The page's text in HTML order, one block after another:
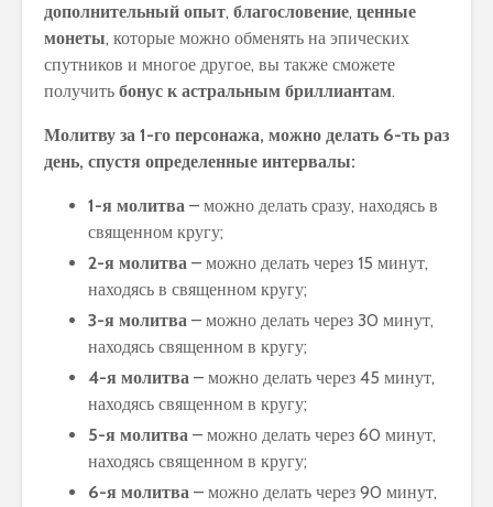
дополнительный опыт, благословение, ценные
монеты, которые можно обменять на эпических
спутников и многое другое, вы также сможете
получить бонус к астральным бриллиантам.
Молитву за 1-го персонажа, можно делать 6-ть раз
день, спустя определенные интервалы:
1-я молитва – можно делать сразу, находясь в
священном кругу;
2-я молитва – можно делать через 15 минут,
находясь в священном кругу;
3-я молитва – можно делать через 30 минут,
находясь священном в кругу;
4-я молитва – можно делать через 45 минут,
находясь священном в кругу;
5-я молитва – можно делать через 60 минут,
находясь священном в кругу;
6-я молитва – можно делать через 90 минут,